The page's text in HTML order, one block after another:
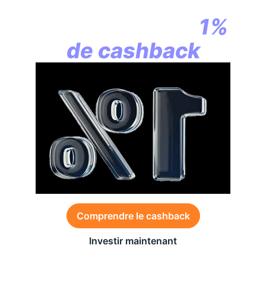
1%
de cashback
Comprendre le cashback
Investir maintenant